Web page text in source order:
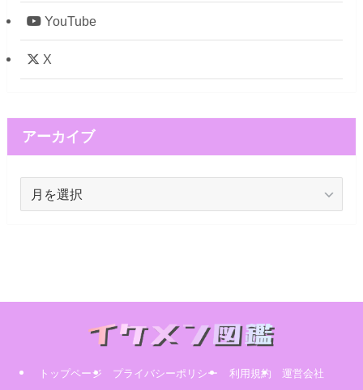
YouTube
X
アーカイブ
トップページ プライバシーポリシー 利用規約 運営会社